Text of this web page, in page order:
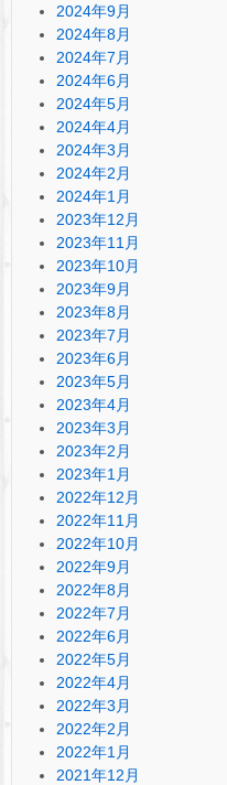
2024年9月
2024年8月
2024年7月
2024年6月
2024年5月
2024年4月
2024年3月
2024年2月
2024年1月
2023年12月
2023年11月
2023年10月
2023年9月
2023年8月
2023年7月
2023年6月
2023年5月
2023年4月
2023年3月
2023年2月
2023年1月
2022年12月
2022年11月
2022年10月
2022年9月
2022年8月
2022年7月
2022年6月
2022年5月
2022年4月
2022年3月
2022年2月
2022年1月
2021年12月